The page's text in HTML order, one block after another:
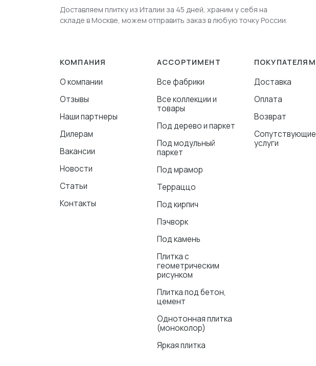
Доставляем плитку из Италии за 45 дней, храним у себя на
складе в Москве, можем отправить заказ в любую точку России.
КОМПАНИЯ
О компании
Отзывы
Наши партнеры
Дилерам
Вакансии
Новости
Статьи
Контакты
АССОРТИМЕНТ
Все фабрики
Все коллекции и
товары
Под дерево и паркет
Под модульный
паркет
Под мрамор
Терраццо
Под кирпич
Пэчворк
Под камень
Плитка с
геометрическим
рисунком
Плитка под бетон,
цемент
Однотонная плитка
(моноколор)
Яркая плитка
ПОКУПАТЕЛЯМ
Доставка
Оплата
Возврат
Сопутствующие
услуги